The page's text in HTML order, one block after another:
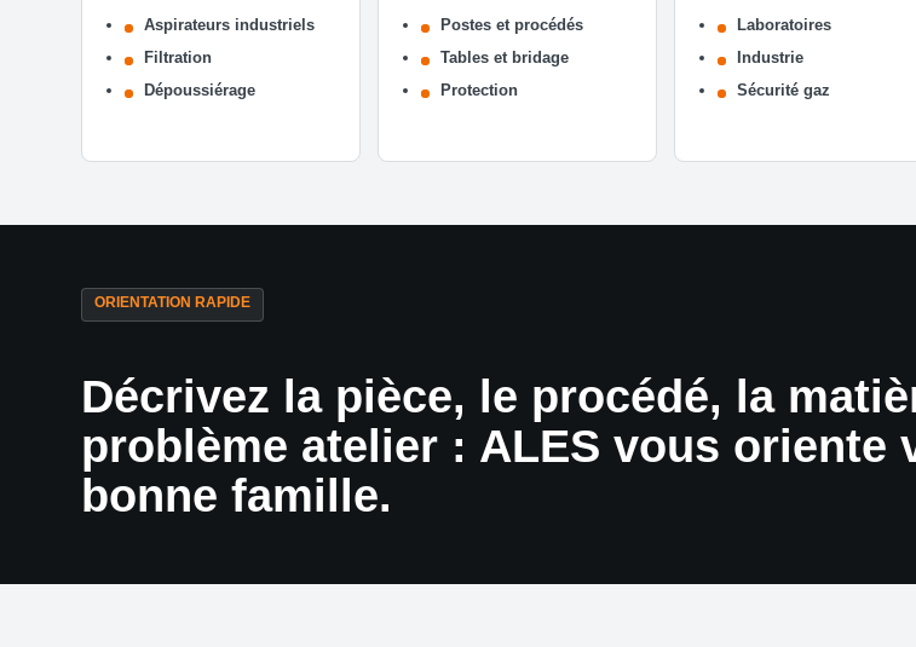
Aspirateurs industriels
Filtration
Dépoussiérage
Postes et procédés
Tables et bridage
Protection
Laboratoires
Industrie
Sécurité gaz
ORIENTATION RAPIDE
Décrivez la pièce, le procédé, la
problème atelier : ALES vous oriente
bonne famille.